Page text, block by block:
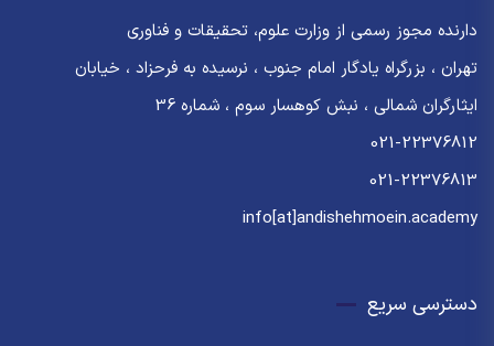
دارنده مجوز رسمی از وزارت علوم، تحقیقات و فناوری
تهران ، بزرگراه یادگار امام جنوب ، نرسیده به فرحزاد ، خیابان
ایثارگران شمالی ، نبش کوهسار سوم ، شماره 36
021-22376812
021-22376813
info[at]andishehmoein.academy
دسترسی سریع